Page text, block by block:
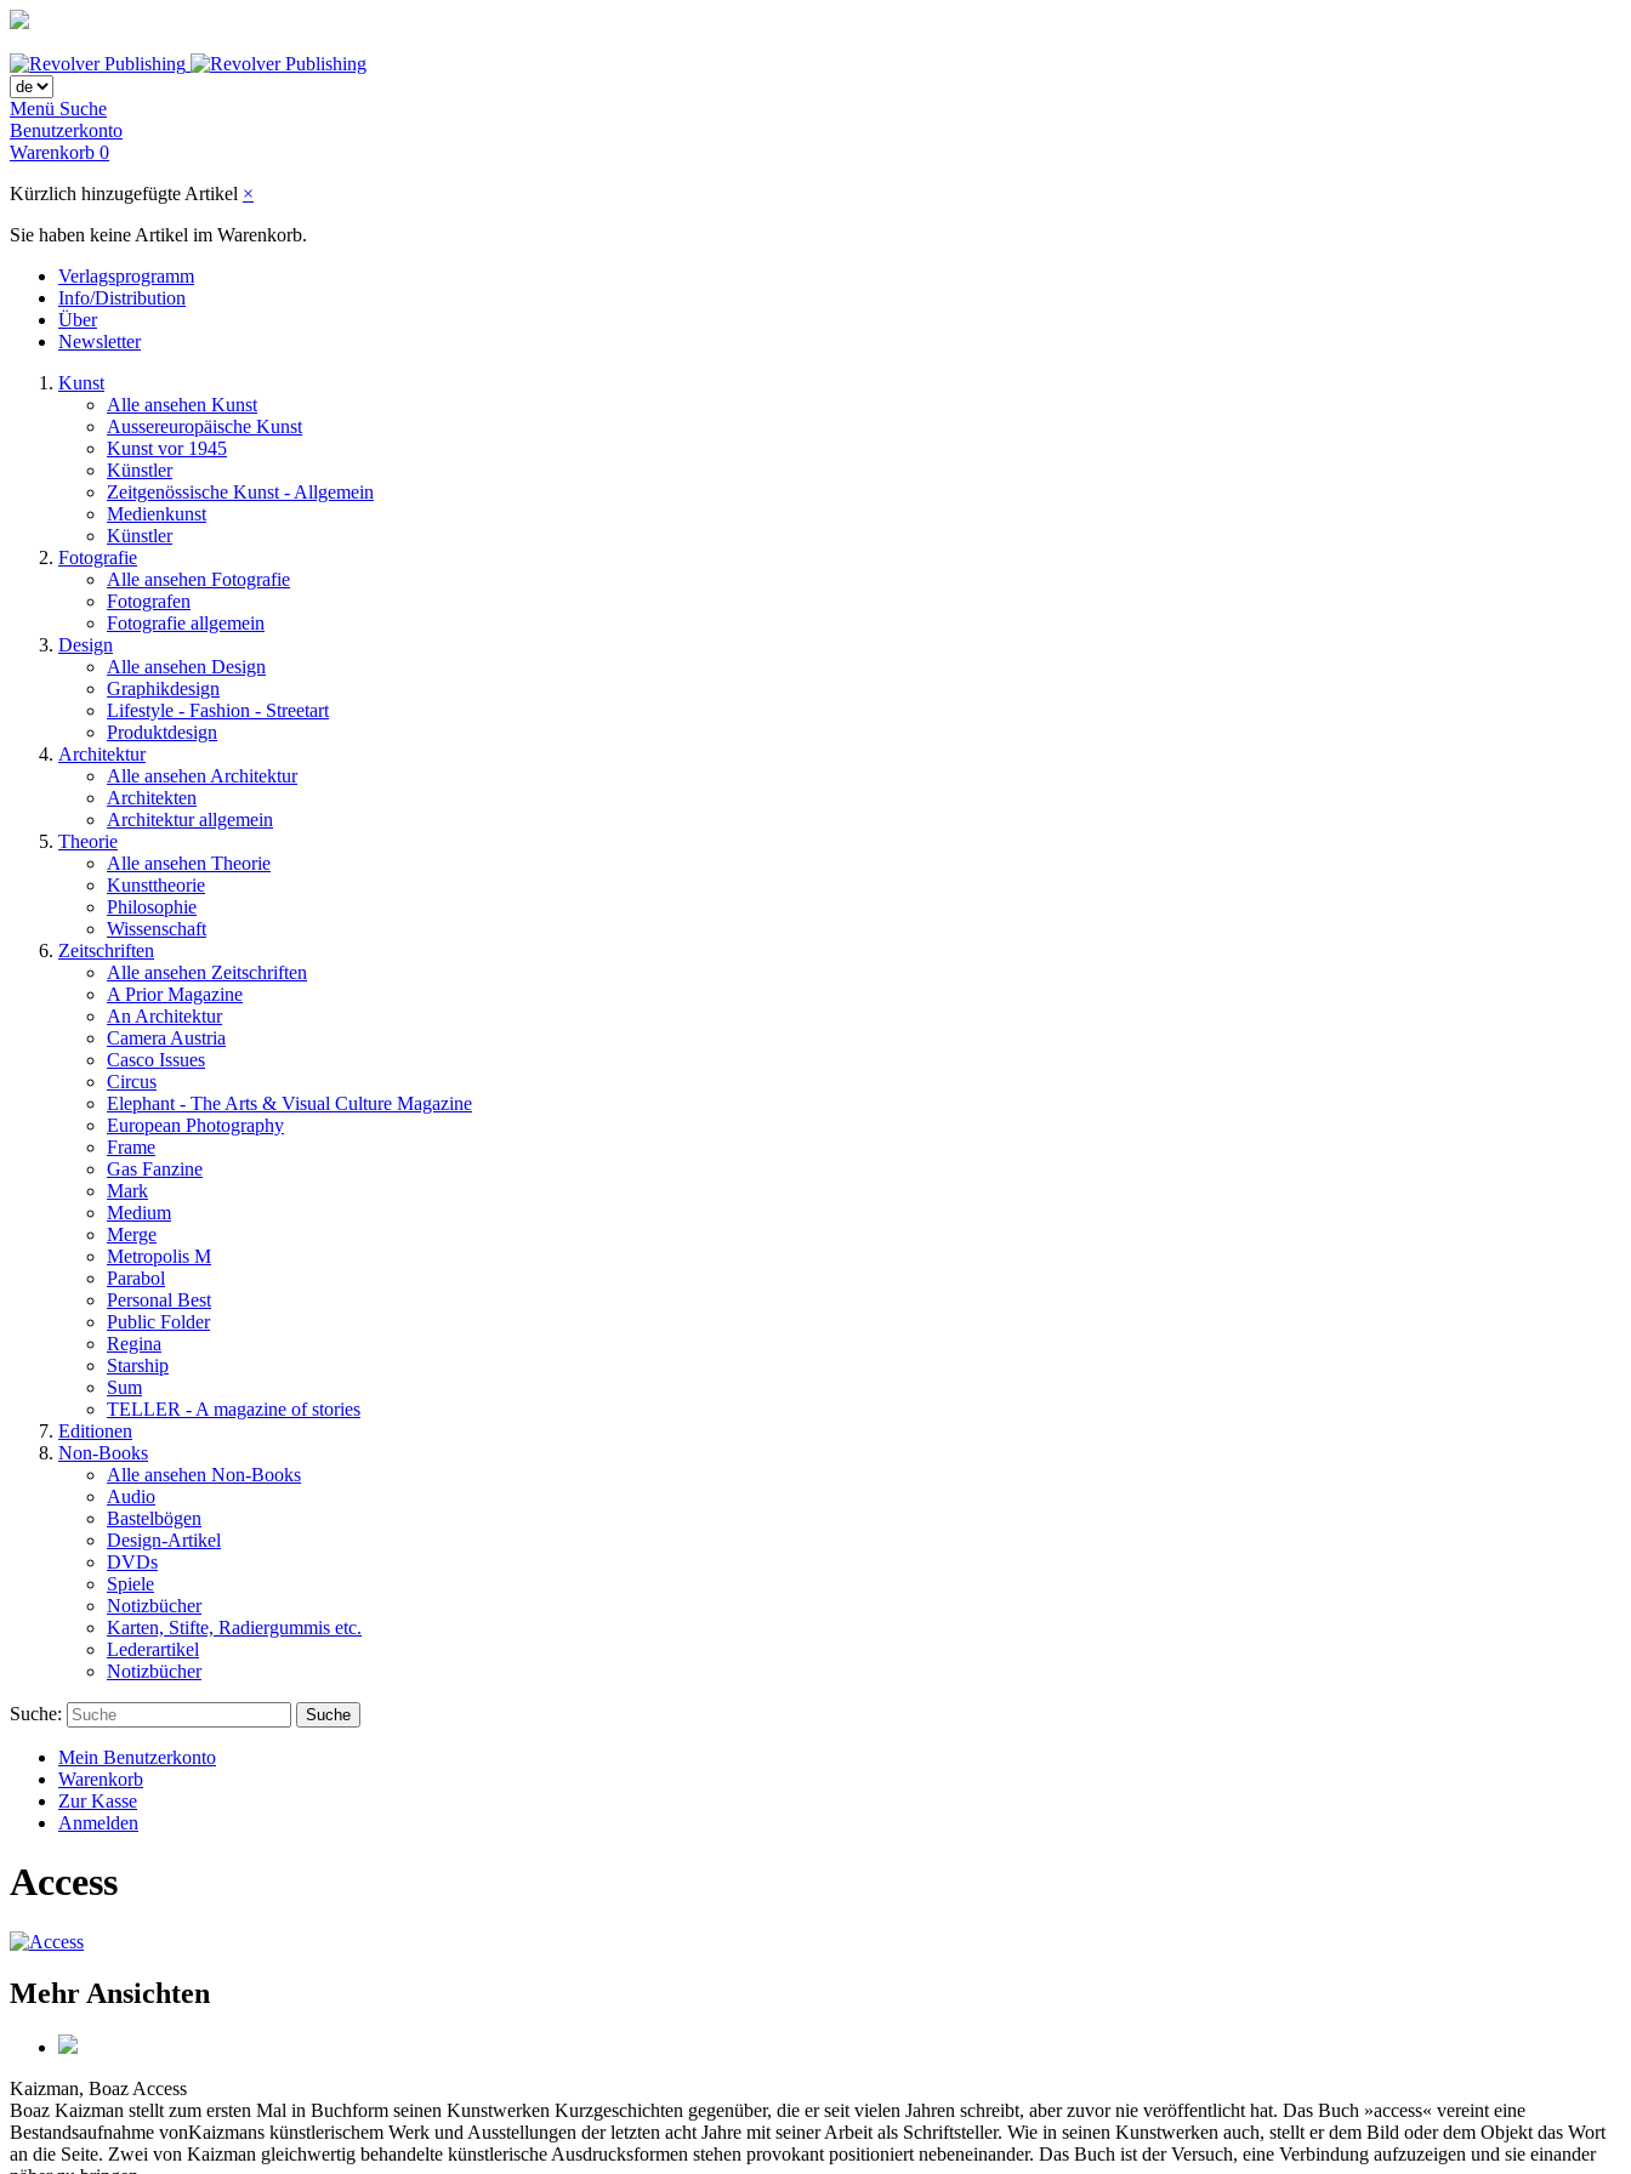
Menü Suche
Benutzerkonto
Warenkorb 0
Kürzlich hinzugefügte Artikel ×
Sie haben keine Artikel im Warenkorb.
Verlagsprogramm
Info/Distribution
Über
Newsletter
Kunst
Alle ansehen Kunst
Aussereuropäische Kunst
Kunst vor 1945
Künstler
Zeitgenössische Kunst - Allgemein
Medienkunst
Künstler
Fotografie
Alle ansehen Fotografie
Fotografen
Fotografie allgemein
Design
Alle ansehen Design
Graphikdesign
Lifestyle - Fashion - Streetart
Produktdesign
Architektur
Alle ansehen Architektur
Architekten
Architektur allgemein
Theorie
Alle ansehen Theorie
Kunsttheorie
Philosophie
Wissenschaft
Zeitschriften
Alle ansehen Zeitschriften
A Prior Magazine
An Architektur
Camera Austria
Casco Issues
Circus
Elephant - The Arts & Visual Culture Magazine
European Photography
Frame
Gas Fanzine
Mark
Medium
Merge
Metropolis M
Parabol
Personal Best
Public Folder
Regina
Starship
Sum
TELLER - A magazine of stories
Editionen
Non-Books
Alle ansehen Non-Books
Audio
Bastelbögen
Design-Artikel
DVDs
Spiele
Notizbücher
Karten, Stifte, Radiergummis etc.
Lederartikel
Notizbücher
Suche: Suche
Mein Benutzerkonto
Warenkorb
Zur Kasse
Anmelden
Access
Mehr Ansichten
Kaizman, Boaz Access
Boaz Kaizman stellt zum ersten Mal in Buchform seinen Kunstwerken Kurzgeschichten gegenüber, die er seit vielen Jahren schreibt, aber zuvor nie veröffentlicht hat. Das Buch »access« vereint eine
Bestandsaufnahme vonKaizmans künstlerischem Werk und Ausstellungen der letzten acht Jahre mit seiner Arbeit als Schriftsteller. Wie in seinen Kunstwerken auch, stellt er dem Bild oder dem Objekt das Wort
an die Seite. Zwei von Kaizman gleichwertig behandelte künstlerische Ausdrucksformen stehen provokant positioniert nebeneinander. Das Buch ist der Versuch, eine Verbindung aufzuzeigen und sie einander